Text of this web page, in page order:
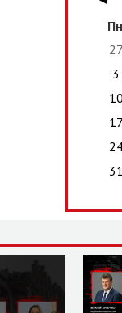
Пн
27
3
10
17
31